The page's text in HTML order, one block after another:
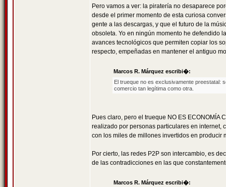
Pero vamos a ver: la piratería no desaparece
desde el primer momento de esta curiosa
gente a las descargas, y que el futuro de la
obsoleta. Yo en ningún momento he defendido
avances tecnológicos que permiten copiar los
respecto, empeñadas en mantener el antiguo
Marcos R. Márquez escribi�:
El trueque no es exclusivamente preestatal:
comercio tan legítima como otra.
Pues claro, pero el trueque NO ES ECONOMÍA
realizado por personas particulares en internet,
con los miles de millones invertidos en producir
Por cierto, las redes P2P son intercambio, es
de las contradicciones en las que
Marcos R. Márquez escribi�: